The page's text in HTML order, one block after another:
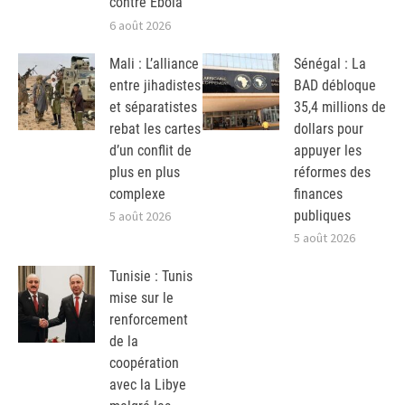
6 août 2026
Mali : L’alliance
entre jihadistes
et séparatistes
rebat les cartes
d’un conflit de
plus en plus
complexe
5 août 2026
Sénégal : La
BAD débloque
35,4 millions de
dollars pour
appuyer les
réformes des
finances
publiques
5 août 2026
Tunisie : Tunis
mise sur le
renforcement
de la
coopération
avec la Libye